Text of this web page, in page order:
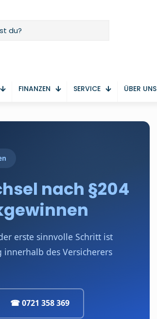
FINANZEN SERVICE ÜBER UNS
nach §204
erste sinnvolle Schritt ist
innerhalb des Versicherers
☎ 0721 358 369